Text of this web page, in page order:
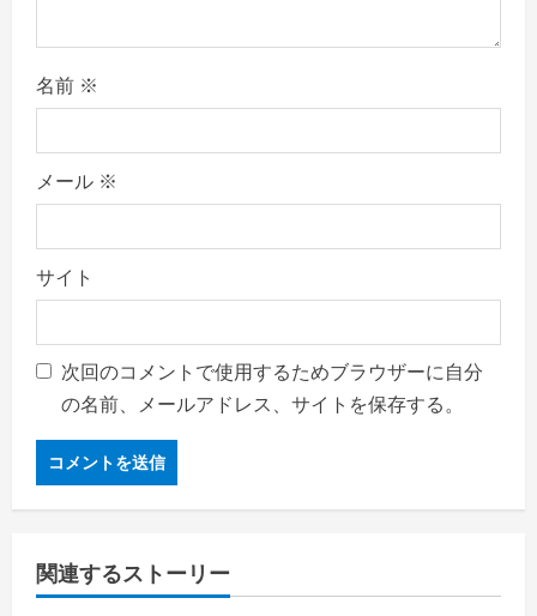
名前 ※
メール ※
サイト
次回のコメントで使用するためブラウザーに自分
の名前、メールアドレス、サイトを保存する。
関連するストーリー